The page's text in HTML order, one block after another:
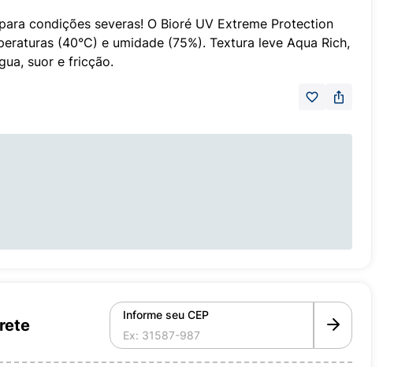
condições severas! O Bioré UV Extreme Protection
(40°C) e umidade (75%). Textura leve Aqua Rich,
suor e fricção.
Informe seu CEP